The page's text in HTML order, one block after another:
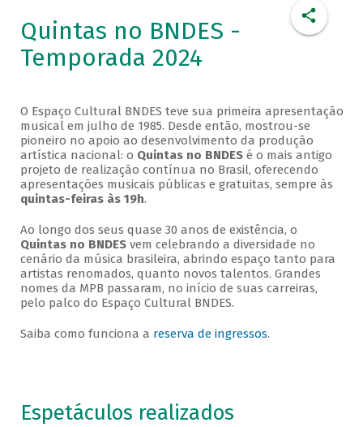
Quintas no BNDES -
Temporada 2024
O Espaço Cultural BNDES teve sua primeira apresentação
musical em julho de 1985. Desde então, mostrou-se
pioneiro no apoio ao desenvolvimento da produção
artística nacional: o Quintas no BNDESé o mais antigo
projeto de realização contínua no Brasil, oferecendo
apresentações musicais públicas e gratuitas, sempre às
quintas-feiras às 19h.
Ao longo dos seus quase 30 anos de existência, o
Quintas no BNDESvem celebrando a diversidade no
cenário da música brasileira, abrindo espaço tanto para
artistas renomados, quanto novos talentos. Grandes
nomes da MPB passaram, no início de suas carreiras,
pelo palco do Espaço Cultural BNDES.
Saiba como funciona a reserva de ingressos.
Espetáculos realizados